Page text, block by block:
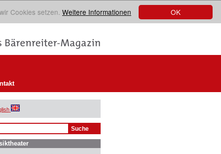
OK
Cookies setzen. Weitere Informationen